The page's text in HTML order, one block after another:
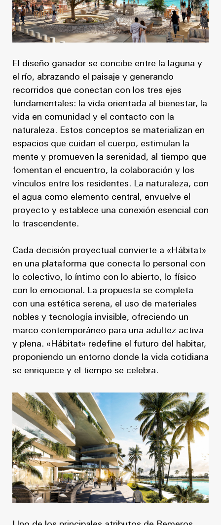
El diseño ganador se concibe entre la laguna y
el río, abrazando el paisaje y generando
recorridos que conectan con los tres ejes
fundamentales: la vida orientada al bienestar, la
vida en comunidad y el contacto con la
naturaleza. Estos conceptos se materializan en
espacios que cuidan el cuerpo, estimulan la
mente y promueven la serenidad, al tiempo que
fomentan el encuentro, la colaboración y los
vínculos entre los residentes. La naturaleza, con
el agua como elemento central, envuelve el
proyecto y establece una conexión esencial con
lo trascendente.
Cada decisión proyectual convierte a «Hábitat»
en una plataforma que conecta lo personal con
lo colectivo, lo íntimo con lo abierto, lo físico
con lo emocional. La propuesta se completa
con una estética serena, el uso de materiales
nobles y tecnología invisible, ofreciendo un
marco contemporáneo para una adultez activa
y plena. «Hábitat» redefine el futuro del habitar,
proponiendo un entorno donde la vida cotidiana
se enriquece y el tiempo se celebra.